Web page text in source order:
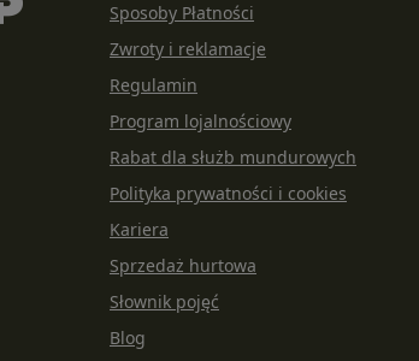
Sposoby Płatności
Zwroty i reklamacje
Regulamin
Program lojalnościowy
Rabat dla służb mundurowych
Polityka prywatności i cookies
Kariera
Sprzedaż hurtowa
Słownik pojęć
Blog